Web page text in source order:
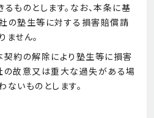
ものとします。なお、本条に基
の塾生等に対する損害賠償請
せん。
契約の解除により塾生等に損害
の故意又は重大な過失がある場
いものとします。